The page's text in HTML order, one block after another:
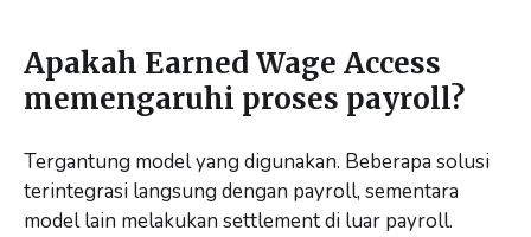
Apakah Earned Wage Access
memengaruhi proses payroll?
Tergantung model yang digunakan. Beberapa solusi
terintegrasi langsung dengan payroll, sementara
model lain melakukan settlement di luar payroll.